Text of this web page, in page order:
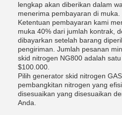
lengkap akan diberikan dalam
menerima pembayaran di muka.
Ketentuan pembayaran kami
muka 40% dari jumlah kontrak,
dibayarkan setelah barang
pengiriman. Jumlah pesanan
skid nitrogen NG800 adalah
$100.000.
Pilih generator skid nitrogen
pembangkitan nitrogen yang
disesuaikan yang disesuaikan
Anda.